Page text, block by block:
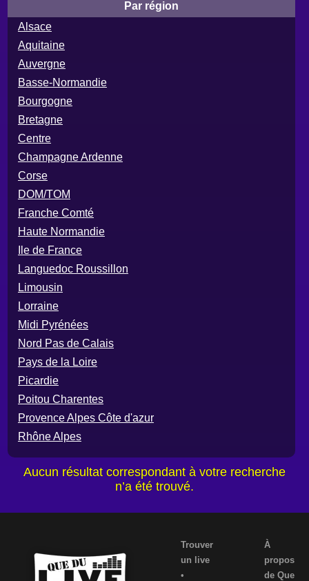
Par région
Alsace
Aquitaine
Auvergne
Basse-Normandie
Bourgogne
Bretagne
Centre
Champagne Ardenne
Corse
DOM/TOM
Franche Comté
Haute Normandie
Ile de France
Languedoc Roussillon
Limousin
Lorraine
Midi Pyrénées
Nord Pas de Calais
Pays de la Loire
Picardie
Poitou Charentes
Provence Alpes Côte d'azur
Rhône Alpes
Aucun résultat correspondant à votre recherche
n’a été trouvé.
Trouver
un live
•
À
propos
de Que